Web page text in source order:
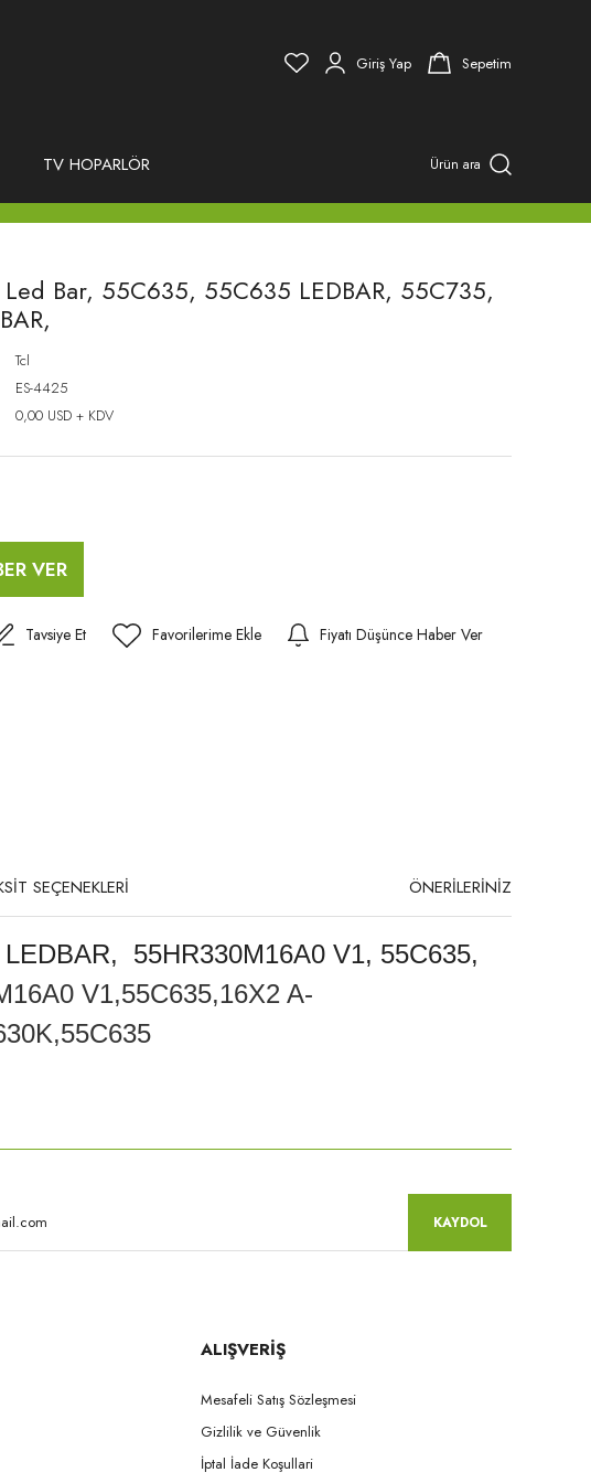
Giriş Yap Sepetim
TV HOPARLÖR Ürün ara
Led Bar, 55C635, 55C635 LEDBAR, 55C735,
Tcl
ES-4425
0,00 USD + KDV
VER
Tavsiye Et Fiyatı Düşünce Haber Ver
SEÇENEKLERİ ÖNERİLERİNİZ
55HR330M16A0 V1, 55C635,
V1,55C635,16X2 A-
KAYDOL
ALIŞVERİŞ
Mesafeli Satış Sözleşmesi
Gizlilik ve Güvenlik
İptal İade Koşullari